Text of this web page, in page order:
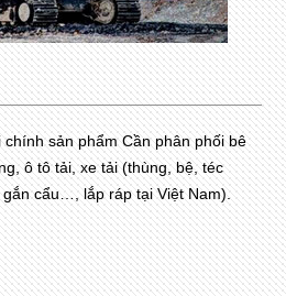
sản phẩm Cần phân phối bê
ô tô tải, xe tải (thùng, bệ, téc
cẩu…, lắp ráp tại Việt Nam).